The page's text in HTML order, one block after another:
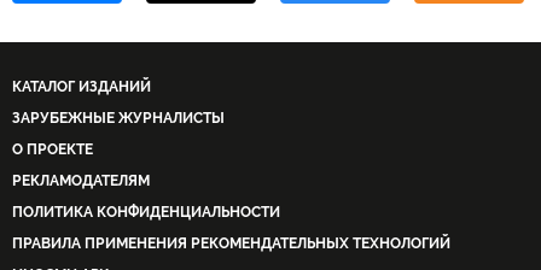
КАТАЛОГ ИЗДАНИЙ
ЗАРУБЕЖНЫЕ ЖУРНАЛИСТЫ
О ПРОЕКТЕ
РЕКЛАМОДАТЕЛЯМ
ПОЛИТИКА КОНФИДЕНЦИАЛЬНОСТИ
ПРАВИЛА ПРИМЕНЕНИЯ РЕКОМЕНДАТЕЛЬНЫХ ТЕХНОЛОГИЙ